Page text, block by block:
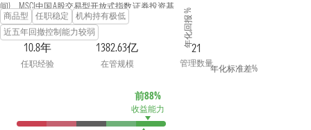
间)、MSCI中国A股交易型开放式指数证券投资基金
联接基金基金经理（2016年10月20日至2018年9月16
日期间)、上证主要消费交易型开放式指数发起式
证券投资基金基金经理（2015年11月6日至2020年3
月18日期间)、华夏智胜价值成长股票型发起式证
券投资基金基金经理（2018年3月6日至2020年3月18
数证券投资基金基金经理（2018年9月17日至2021年
10月21日期间)、华夏MSCI中国A股国际通交易型开
放式指数证券投资基金联接基金基金经理（2018年
9月17日至2021年10月21日期间)、华夏创业板低波价
商品型 任职稳定
机构持有极低
近五年回撤控制能力较弱
10.8年
任职经验
1382.63亿
在管规模
21
管理数量
前88%
收益能力
年化回报 %
年化标准差%